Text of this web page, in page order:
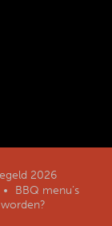
2026
BBQ menu’s